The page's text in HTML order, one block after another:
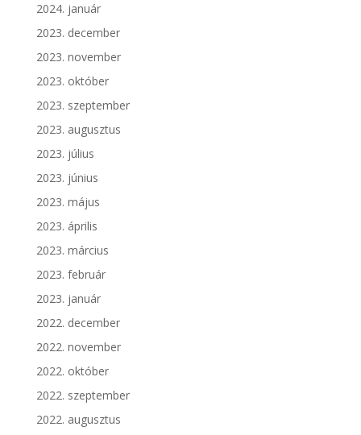
2024. január
2023. december
2023. november
2023. október
2023. szeptember
2023. augusztus
2023. július
2023. június
2023. május
2023. április
2023. március
2023. február
2023. január
2022. december
2022. november
2022. október
2022. szeptember
2022. augusztus